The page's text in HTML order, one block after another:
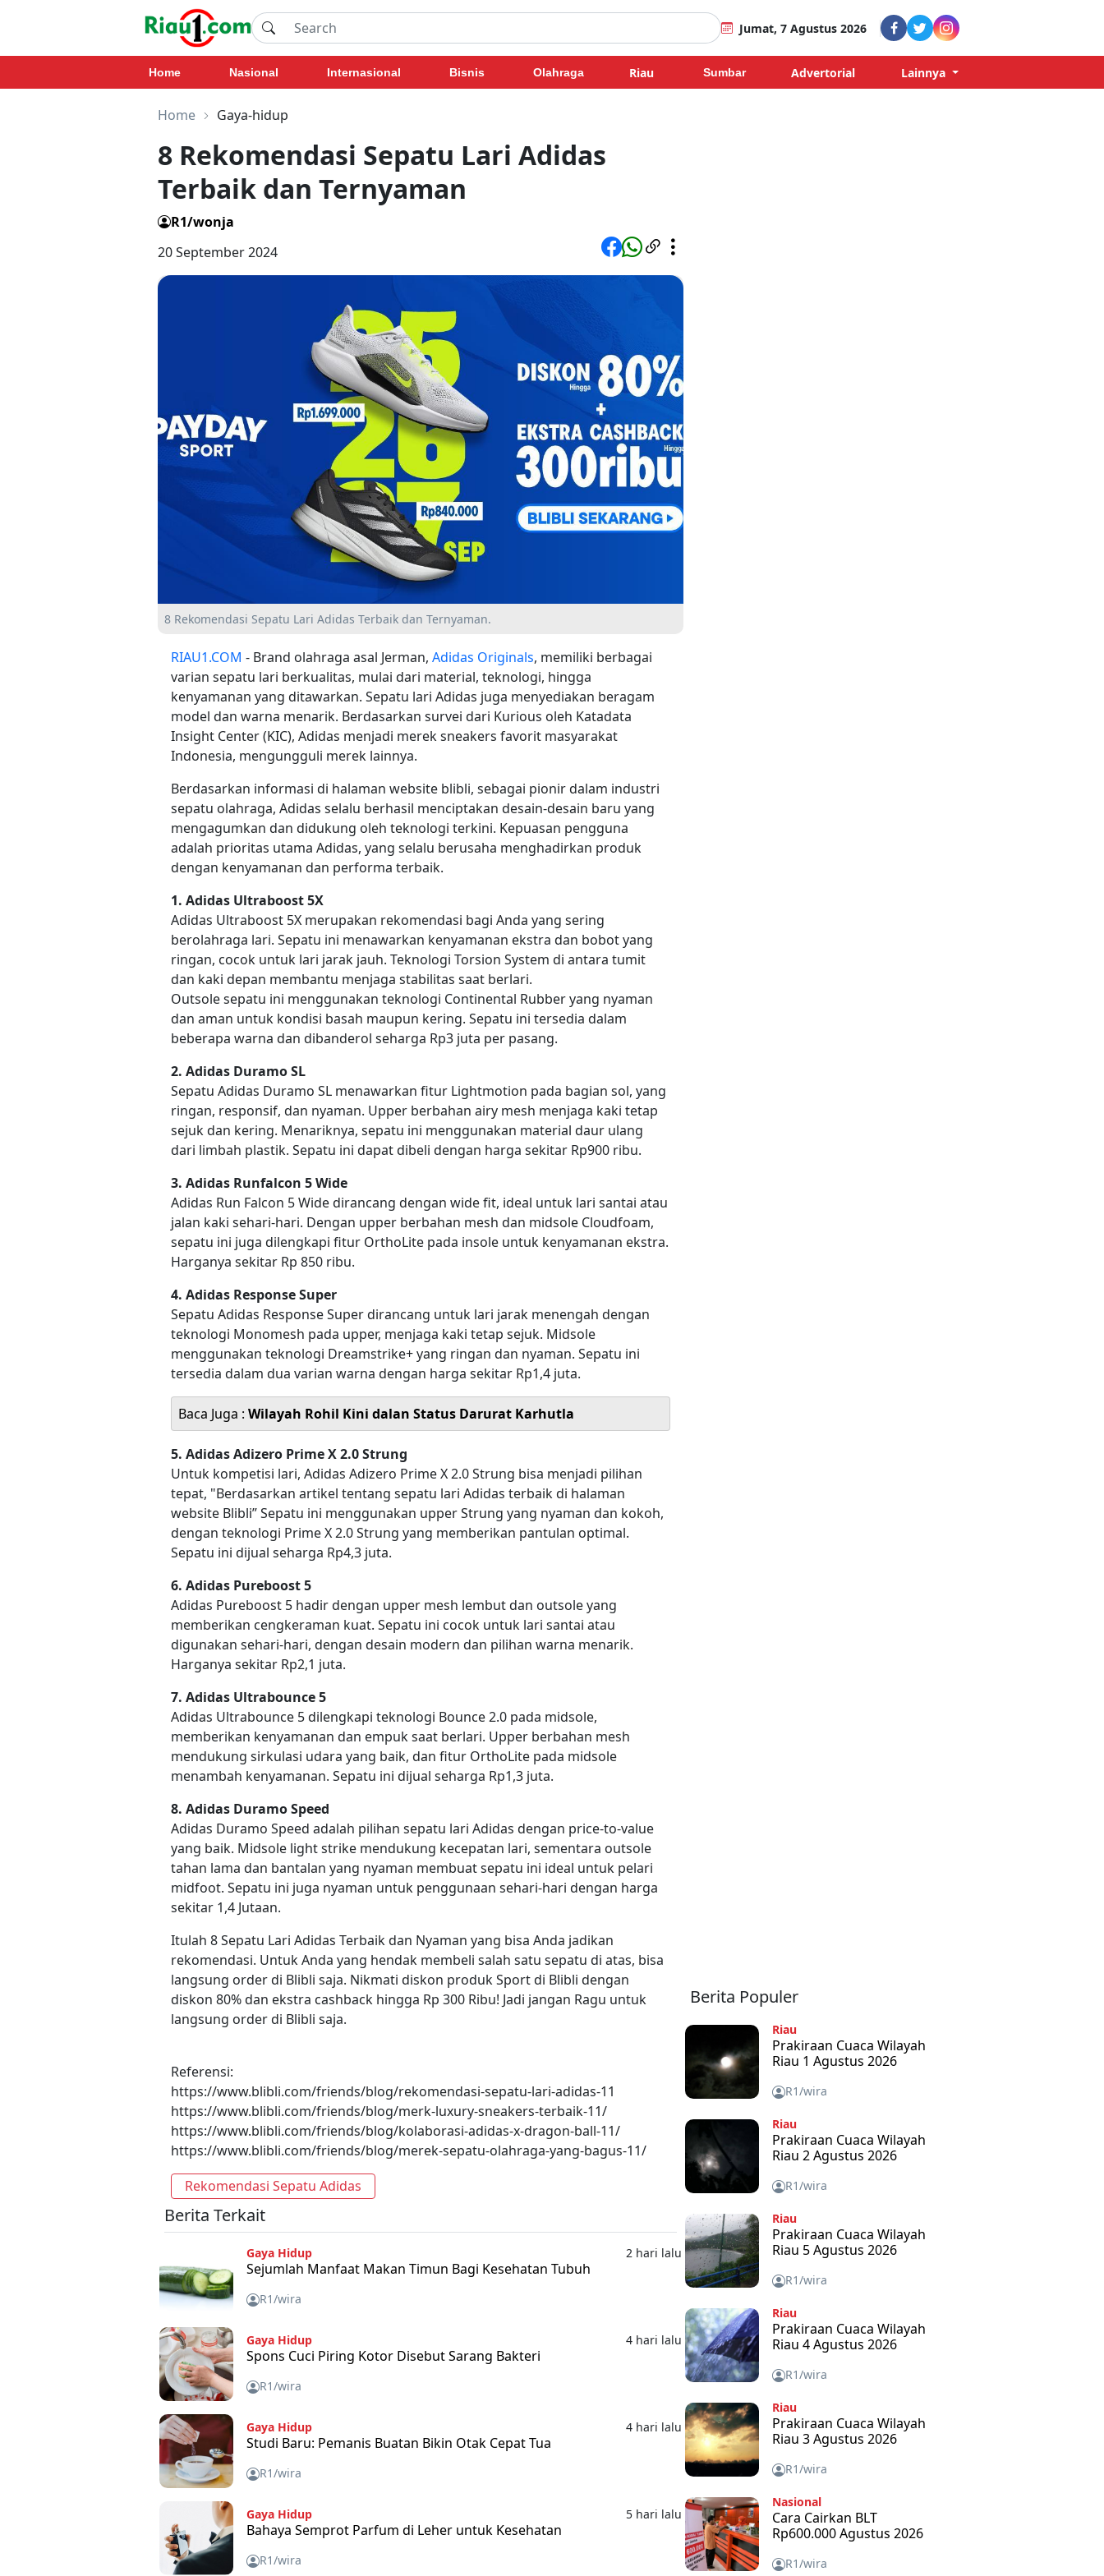
Jumat, 7 Agustus 2026
Home Nasional Internasional Bisnis Olahraga Riau Sumbar Advertorial Lainnya
Home Gaya-hidup
8 Rekomendasi Sepatu Lari Adidas
Terbaik dan Ternyaman
R1/wonja
20 September 2024
8 Rekomendasi Sepatu Lari Adidas Terbaik dan Ternyaman.
RIAU1.COM - Brand olahraga asal Jerman, Adidas Originals, memiliki berbagai
varian sepatu lari berkualitas, mulai dari material, teknologi, hingga
kenyamanan yang ditawarkan. Sepatu lari Adidas juga menyediakan beragam
model dan warna menarik. Berdasarkan survei dari Kurious oleh Katadata
Insight Center (KIC), Adidas menjadi merek sneakers favorit masyarakat
Indonesia, mengungguli merek lainnya.
Berdasarkan informasi di halaman website blibli, sebagai pionir dalam industri
sepatu olahraga, Adidas selalu berhasil menciptakan desain-desain baru yang
mengagumkan dan didukung oleh teknologi terkini. Kepuasan pengguna
adalah prioritas utama Adidas, yang selalu berusaha menghadirkan produk
dengan kenyamanan dan performa terbaik.
1. Adidas Ultraboost 5X
Adidas Ultraboost 5X merupakan rekomendasi bagi Anda yang sering
berolahraga lari. Sepatu ini menawarkan kenyamanan ekstra dan bobot yang
ringan, cocok untuk lari jarak jauh. Teknologi Torsion System di antara tumit
dan kaki depan membantu menjaga stabilitas saat berlari.
Outsole sepatu ini menggunakan teknologi Continental Rubber yang nyaman
dan aman untuk kondisi basah maupun kering. Sepatu ini tersedia dalam
beberapa warna dan dibanderol seharga Rp3 juta per pasang.
2. Adidas Duramo SL
Sepatu Adidas Duramo SL menawarkan fitur Lightmotion pada bagian sol, yang
ringan, responsif, dan nyaman. Upper berbahan airy mesh menjaga kaki tetap
sejuk dan kering. Menariknya, sepatu ini menggunakan material daur ulang
dari limbah plastik. Sepatu ini dapat dibeli dengan harga sekitar Rp900 ribu.
3. Adidas Runfalcon 5 Wide
Adidas Run Falcon 5 Wide dirancang dengan wide fit, ideal untuk lari santai atau
jalan kaki sehari-hari. Dengan upper berbahan mesh dan midsole Cloudfoam,
sepatu ini juga dilengkapi fitur OrthoLite pada insole untuk kenyamanan ekstra.
Harganya sekitar Rp 850 ribu.
4. Adidas Response Super
Sepatu Adidas Response Super dirancang untuk lari jarak menengah dengan
teknologi Monomesh pada upper, menjaga kaki tetap sejuk. Midsole
menggunakan teknologi Dreamstrike+ yang ringan dan nyaman. Sepatu ini
tersedia dalam dua varian warna dengan harga sekitar Rp1,4 juta.
Baca Juga : Wilayah Rohil Kini dalan Status Darurat Karhutla
5. Adidas Adizero Prime X 2.0 Strung
Untuk kompetisi lari, Adidas Adizero Prime X 2.0 Strung bisa menjadi pilihan
tepat, "Berdasarkan artikel tentang sepatu lari Adidas terbaik di halaman
website Blibli” Sepatu ini menggunakan upper Strung yang nyaman dan kokoh,
dengan teknologi Prime X 2.0 Strung yang memberikan pantulan optimal.
Sepatu ini dijual seharga Rp4,3 juta.
6. Adidas Pureboost 5
Adidas Pureboost 5 hadir dengan upper mesh lembut dan outsole yang
memberikan cengkeraman kuat. Sepatu ini cocok untuk lari santai atau
digunakan sehari-hari, dengan desain modern dan pilihan warna menarik.
Harganya sekitar Rp2,1 juta.
7. Adidas Ultrabounce 5
Adidas Ultrabounce 5 dilengkapi teknologi Bounce 2.0 pada midsole,
memberikan kenyamanan dan empuk saat berlari. Upper berbahan mesh
mendukung sirkulasi udara yang baik, dan fitur OrthoLite pada midsole
menambah kenyamanan. Sepatu ini dijual seharga Rp1,3 juta.
8. Adidas Duramo Speed
Adidas Duramo Speed adalah pilihan sepatu lari Adidas dengan price-to-value
yang baik. Midsole light strike mendukung kecepatan lari, sementara outsole
tahan lama dan bantalan yang nyaman membuat sepatu ini ideal untuk pelari
midfoot. Sepatu ini juga nyaman untuk penggunaan sehari-hari dengan harga
sekitar 1,4 Jutaan.
Itulah 8 Sepatu Lari Adidas Terbaik dan Nyaman yang bisa Anda jadikan
rekomendasi. Untuk Anda yang hendak membeli salah satu sepatu di atas, bisa
langsung order di Blibli saja. Nikmati diskon produk Sport di Blibli dengan
diskon 80% dan ekstra cashback hingga Rp 300 Ribu! Jadi jangan Ragu untuk
langsung order di Blibli saja.
Referensi:
https://www.blibli.com/friends/blog/rekomendasi-sepatu-lari-adidas-11
https://www.blibli.com/friends/blog/merk-luxury-sneakers-terbaik-11/
https://www.blibli.com/friends/blog/kolaborasi-adidas-x-dragon-ball-11/
https://www.blibli.com/friends/blog/merek-sepatu-olahraga-yang-bagus-11/
Rekomendasi Sepatu Adidas
Berita Terkait
Gaya Hidup 2 hari lalu
Sejumlah Manfaat Makan Timun Bagi Kesehatan Tubuh
R1/wira
Gaya Hidup 4 hari lalu
Spons Cuci Piring Kotor Disebut Sarang Bakteri
R1/wira
Gaya Hidup 4 hari lalu
Studi Baru: Pemanis Buatan Bikin Otak Cepat Tua
R1/wira
Gaya Hidup 5 hari lalu
Bahaya Semprot Parfum di Leher untuk Kesehatan
R1/wira
Berita Populer
Riau
Prakiraan Cuaca Wilayah
Riau 1 Agustus 2026
R1/wira
Riau
Prakiraan Cuaca Wilayah
Riau 2 Agustus 2026
R1/wira
Riau
Prakiraan Cuaca Wilayah
Riau 5 Agustus 2026
R1/wira
Riau
Prakiraan Cuaca Wilayah
Riau 4 Agustus 2026
R1/wira
Riau
Prakiraan Cuaca Wilayah
Riau 3 Agustus 2026
R1/wira
Nasional
Cara Cairkan BLT
Rp600.000 Agustus 2026
R1/wira